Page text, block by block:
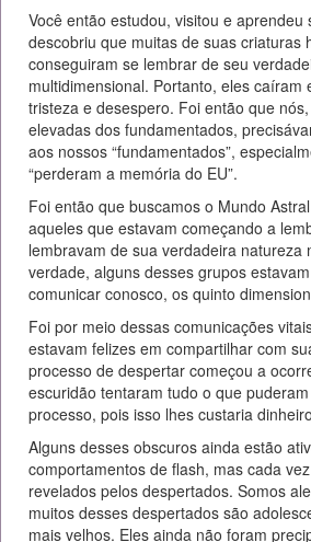
Você então estudou, visitou e aprendeu
descobriu que muitas de suas criaturas
conseguiram se lembrar de seu
multidimensional. Portanto, eles caíram
tristeza e desespero. Foi então que
elevadas dos fundamentados,
aos nossos “fundamentados”,
“perderam a memória do EU”.
Foi então que buscamos o Mundo
aqueles que estavam começando a
lembravam de sua verdadeira natureza
verdade, alguns desses grupos
comunicar conosco, os quinto
Foi por meio dessas comunicações
estavam felizes em compartilhar com
processo de despertar começou a
escuridão tentaram tudo o que
processo, pois isso lhes custaria
Alguns desses obscuros ainda estão
comportamentos de flash, mas cada
revelados pelos despertados. Somos
muitos desses despertados são
mais velhos. Eles ainda não foram